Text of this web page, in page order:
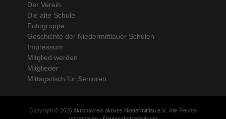
Der Verein
Die alte Schule
Fotogruppe
Geschichte der Niedermittlauer Schulen
Impressum
Mitglied werden
Mitglieder
Mittagstisch für Senioren
Copyright © 2026Aktionskreis aktives Niedermittlau e.V. . Alle Rechte